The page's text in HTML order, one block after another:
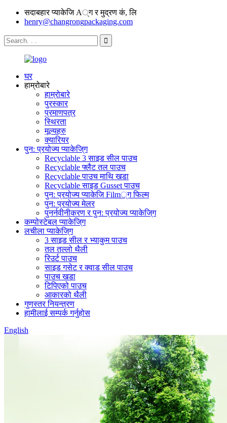
सदाबहार प्याकेजि A्ग र मुद्रण कं, लि
henry@changrongpackaging.com
घर
हाम्रोबारे
हाम्रोबारे
पुरस्कार
प्रमाणपत्र
स्थिरता
मूल्यहरु
क्यारियर
पुन: प्रयोज्य प्याकेजि्ग
Recyclable 3 साइड सील पाउच
Recyclable फ्लैट तल पाउच
Recyclable पाउच माथि खडा
Recyclable साइड Gusset पाउच
पुन: प्रयोज्य प्याकेजि Film्ग फिल्म
पुन: प्रयोज्य मेलर
पुनर्नवीनीकरण र पुन: प्रयोज्य प्याकेजि्ग
कम्पोस्टेबल प्याकेजि्ग
लचीला प्याकेजि्ग
3 साइड सील र भ्याकुम पाउच
तल तल्लो थैली
रिउर्ट पाउच
साइड गसेट र क्वाड सील पाउच
पाउच खडा
टिपिएको पाउच
आकारको थैली
गुणस्तर नियन्त्रण
हामीलाई सम्पर्क गर्नुहोस
English